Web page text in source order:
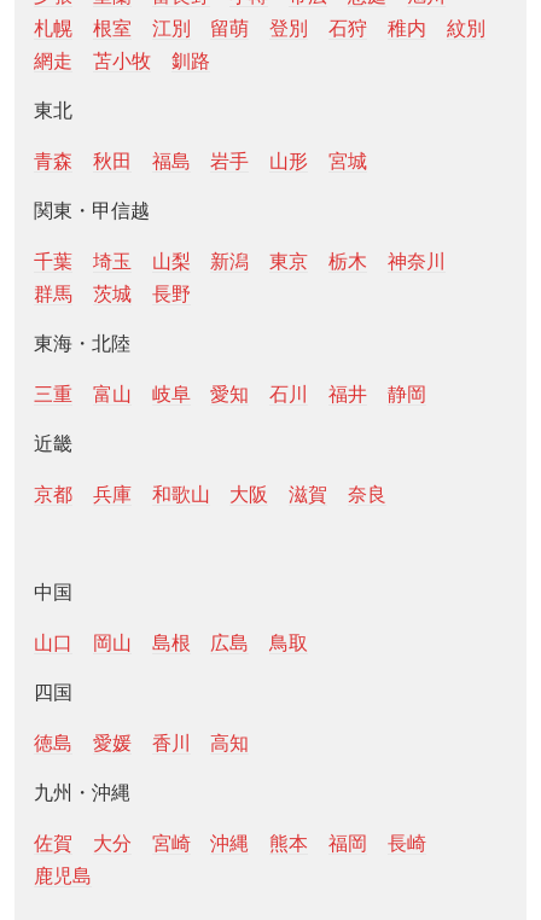
札幌
根室 江別 留萌 登別 石狩 稚内
紋別
網走
苫小牧 釧路
東北
青森 秋田 福島 岩手 山形 宮城
関東・甲信越
千葉 埼玉 山梨 新潟 東京 栃木
神奈川
群馬
茨城 長野
東海・北陸
三重 富山 岐阜 愛知 石川 福井 静岡
近畿
京都 兵庫 和歌山 大阪 滋賀 奈良
中国
山口 岡山 島根 広島 鳥取
四国
徳島 愛媛 香川 高知
九州・沖縄
佐賀 大分 宮崎 沖縄 熊本 福岡
長崎
鹿児島